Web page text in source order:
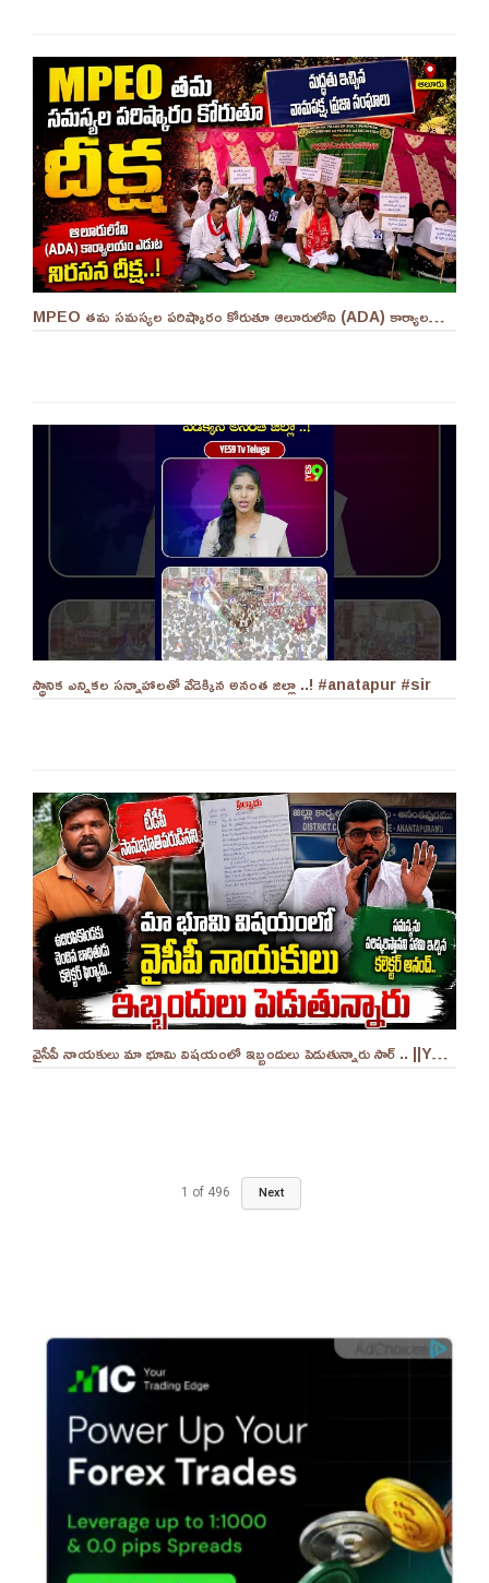
MPEO తమ సమస్యల పరిష్కారం కోరుతూ ఆలూరులోని (ADA) కార్యాలయం ఎదుట దీక్ష ||YES 9TV #kurnool
స్థానిక ఎన్నికల సన్నాహాలతో వేడెక్కిన అనంత జిల్లా ..! #anatapur #sir
వైసీపీ నాయకులు మా భూమి విషయంలో ఇబ్బందులు పెడుతున్నారు సార్ .. ||YES 9TV
1 of 496 Next